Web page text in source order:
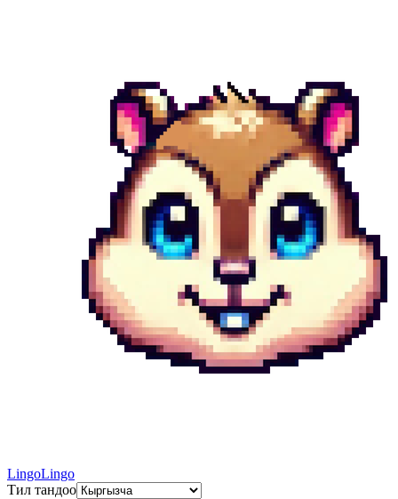
LingoLingo
Тил тандоо